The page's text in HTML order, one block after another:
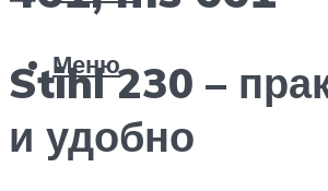
Меню
Stihl 230 –
и удобно